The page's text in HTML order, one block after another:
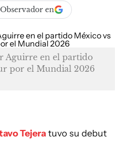
en
Aguirre en el partido
por el Mundial 2026
Tejeratuvo su debut